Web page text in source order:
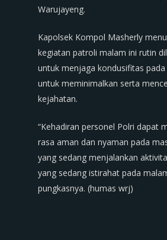
Warujayeng.
Kapolsek Kompol Masherly
kegiatan patroli malam ini rutin
untuk menjaga kondusifitas
untuk meminimalkan serta
kejahatan.
“Kehadiran personel Polri dapat
rasa aman dan nyaman pada
yang sedang menjalankan
yang sedang istirahat pada
pungkasnya. (humas wrj)